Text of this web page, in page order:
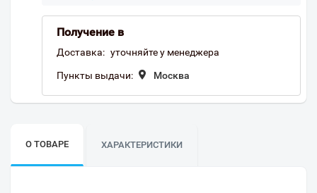
Получение в
Доставка: уточняйте у менеджера
Пункты выдачи: Москва
О ТОВАРЕ ХАРАКТЕРИСТИКИ